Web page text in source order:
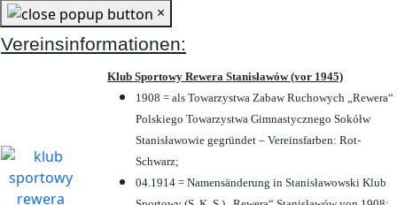
×
Vereinsinformationen:
Klub Sportowy Rewera Stanisławów (vor 1945)
1908 = als Towarzystwa Zabaw Ruchowych „Rewera“
Polskiego Towarzystwa Gimnastycznego Sokółw
Stanisławowie gegründet – Vereinsfarben: Rot-
Schwarz;
04.1914 = Namensänderung in Stanisławowski Klub